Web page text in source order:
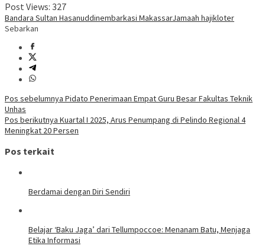
Post Views: 327
Bandara Sultan Hasanuddinembarkasi MakassarJamaah hajikloter
Sebarkan
Navigasi
pos
Pos sebelumnya Pidato Penerimaan Empat Guru Besar Fakultas Teknik
Unhas
Pos berikutnya Kuartal I 2025, Arus Penumpang di Pelindo Regional 4
Meningkat 20 Persen
Pos terkait
Berdamai dengan Diri Sendiri
Belajar ‘Baku Jaga’ dari Tellumpoccoe: Menanam Batu, Menjaga
Etika Informasi